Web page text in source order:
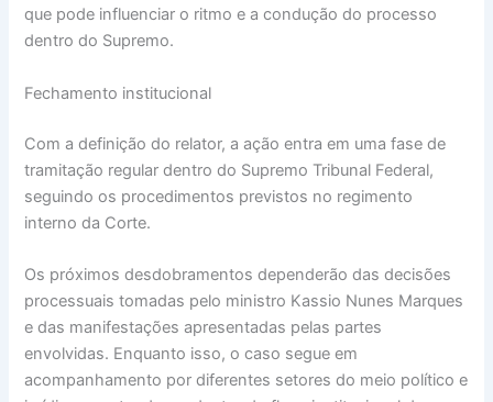
que pode influenciar o ritmo e a condução do processo
dentro do Supremo.
Fechamento institucional
Com a definição do relator, a ação entra em uma fase de
tramitação regular dentro do Supremo Tribunal Federal,
seguindo os procedimentos previstos no regimento
interno da Corte.
Os próximos desdobramentos dependerão das decisões
processuais tomadas pelo ministro Kassio Nunes Marques
e das manifestações apresentadas pelas partes
envolvidas. Enquanto isso, o caso segue em
acompanhamento por diferentes setores do meio político e